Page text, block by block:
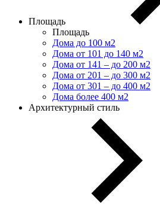
Площадь
Площадь
Дома до 100 м2
Дома от 101 до 140 м2
Дома от 141 – до 200 м2
Дома от 201 – до 300 м2
Дома от 301 – до 400 м2
Дома более 400 м2
Архитектурный стиль